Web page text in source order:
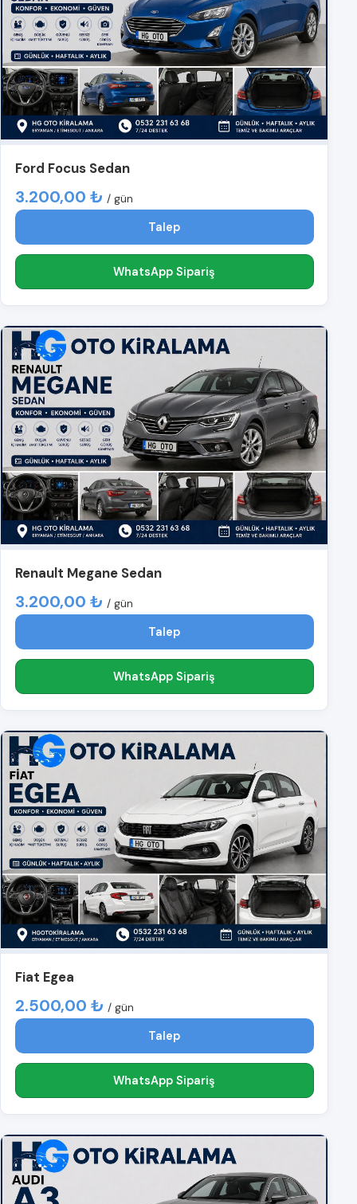
Ford Focus Sedan
3.200,00 ₺ / gün
Talep
WhatsApp Sipariş
Renault Megane Sedan
3.200,00 ₺ / gün
Talep
WhatsApp Sipariş
Fiat Egea
2.500,00 ₺ / gün
Talep
WhatsApp Sipariş